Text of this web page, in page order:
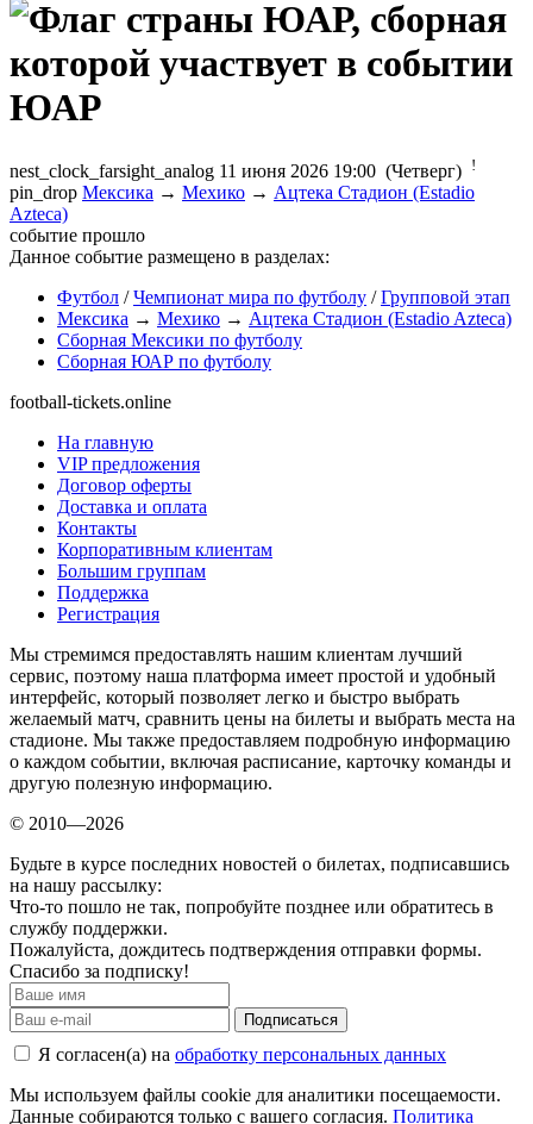
ЮАР
nest_clock_farsight_analog 11 июня 2026 19:00 (Четверг) !
pin_drop Мексика → Мехико → Ацтека Стадион (Estadio
Azteca)
событие прошло
Данное событие размещено в разделах:
Футбол /Чемпионат мира по футболу /Групповой этап
Мексика → Мехико → Ацтека Стадион (Estadio Azteca)
Сборная Мексики по футболу
Сборная ЮАР по футболу
football-tickets.online
На главную
VIP предложения
Договор оферты
Доставка и оплата
Контакты
Корпоративным клиентам
Большим группам
Поддержка
Регистрация
Мы стремимся предоставлять нашим клиентам лучший
сервис, поэтому наша платформа имеет простой и удобный
интерфейс, который позволяет легко и быстро выбрать
желаемый матч, сравнить цены на билеты и выбрать места на
стадионе. Мы также предоставляем подробную информацию
о каждом событии, включая расписание, карточку команды и
другую полезную информацию.
© 2010—2026
Будьте в курсе последних новостей о билетах, подписавшись
на нашу рассылку:
Что-то пошло не так, попробуйте позднее или обратитесь в
службу поддержки.
Пожалуйста, дождитесь подтверждения отправки формы.
Спасибо за подписку!
Подписаться
Я согласен(а) на обработку персональных данных
Мы используем файлы cookie для аналитики посещаемости.
Данные собираются только с вашего согласия. Политика